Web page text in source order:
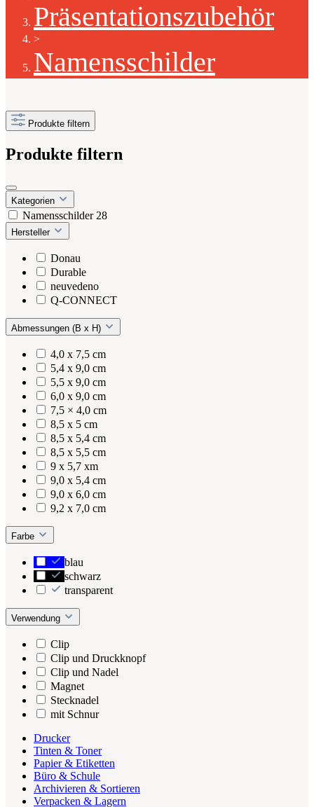
Präsentationszubehör
>
Namensschilder
Produkte filtern
Produkte filtern
Kategorien
Namensschilder 28
Hersteller
Donau
Durable
neuvedeno
Q-CONNECT
Abmessungen (B x H)
4,0 x 7,5 cm
5,4 x 9,0 cm
5,5 x 9,0 cm
6,0 x 9,0 cm
7,5 × 4,0 cm
8,5 x 5 cm
8,5 x 5,4 cm
8,5 x 5,5 cm
9 x 5,7 xm
9,0 x 5,4 cm
9,0 x 6,0 cm
9,2 x 7,0 cm
Farbe
blau
schwarz
transparent
Verwendung
Clip
Clip und Druckknopf
Clip und Nadel
Magnet
Stecknadel
mit Schnur
Drucker
Tinten & Toner
Papier & Etiketten
Büro & Schule
Archivieren & Sortieren
Verpacken & Lagern